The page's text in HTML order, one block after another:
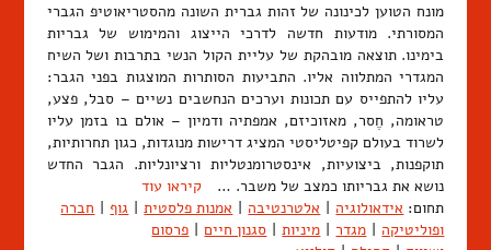
מונח הטוען לכינונה של זהות גברית השונה מהסטריאוטיפ הגברי
המסורתי. מודעות חדשה לדרכי הייצוג והמימוש של גבריות
בימינו. תוצאה מובהקת של עליית הקול הנשי בתרבות ושל השיח
המגדרי המתלווה אליו. התביעות הסותרות המוצגות בפני הגבר:
עליו להתפייס עם תכונות וערכים הנחשבים נשיים – סבל, פצע,
טראומה, חֶסר, מאזוכיזם, אמפתיה ודמיון – אולם בו בזמן עליו
לשרוד בעולם קפיטליסטי המציג דרישות מנוגדות, כגון תחרותיות,
תוקפנות, ביצועיות, אינסטרומנטליות ורציונליות. הגבר החדש
נושא את גבריותו כמצב של משבר. … קיראו עוד
תחום: אידאולוגיה אלטרנטיבה אמנות פלסטית גוף
חברה
ופוליטיקה
מגדר מיניות סגנון חיים
פרסום